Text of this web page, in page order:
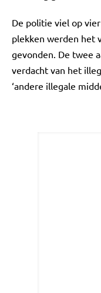
De politie viel op
plekken werden het
gevonden. De twee
verdacht van het
‘andere illegale